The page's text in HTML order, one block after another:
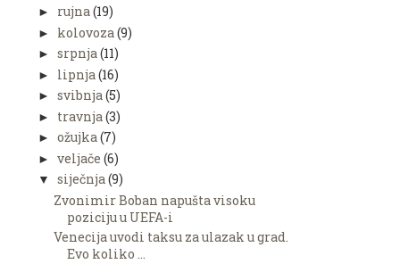
► rujna(19)
► kolovoza(9)
► srpnja(11)
► lipnja(16)
► svibnja(5)
► travnja(3)
► ožujka(7)
► veljače (6)
▼ siječnja(9)
Zvonimir Boban napušta visoku
poziciju u UEFA-i
Venecija uvodi taksu za ulazak u grad.
Evo koliko ...